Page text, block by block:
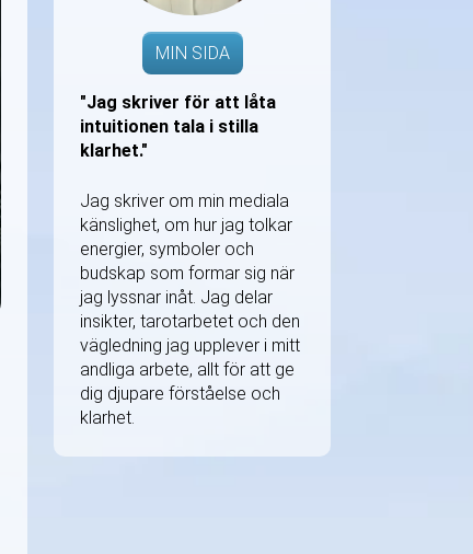
MIN SIDA
"Jag skriver för att låta
intuitionen tala i stilla
klarhet."
Jag skriver om min mediala
känslighet, om hur jag tolkar
energier, symboler och
budskap som formar sig när
jag lyssnar inåt. Jag delar
insikter, tarotarbetet och den
vägledning jag upplever i mitt
andliga arbete, allt för att ge
dig djupare förståelse och
klarhet.